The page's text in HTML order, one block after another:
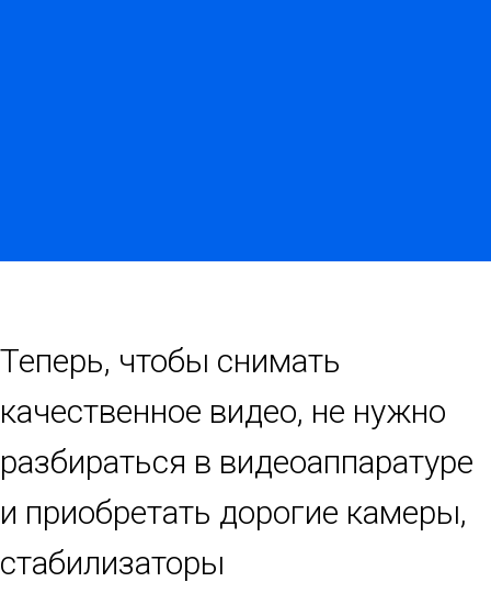
Теперь, чтобы снимать
качественное видео, не нужно
разбираться в видеоаппаратуре
и приобретать дорогие камеры,
стабилизаторы